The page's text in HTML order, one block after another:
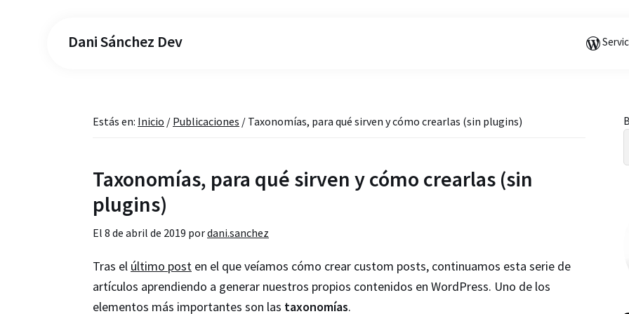
Dani Sánchez Dev
Estás en: Inicio / Publicaciones / Taxonomías, para qué sirven y cómo crearlas (sin plugins)
Taxonomías, para qué sirven y cómo crearlas (sin
plugins)
El 8 de abril de 2019 pordani.sanchez
Tras el último post en el que veíamos cómo crear custom posts, continuamos esta serie de
artículos aprendiendo a generar nuestros propios contenidos en WordPress. Uno de los
elementos más importantes son las taxonomías.